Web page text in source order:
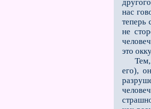
нас
теперь
не
это
Тем,
его),